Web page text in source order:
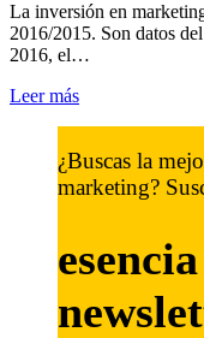
La inversión en
2016/2015. Son datos
2016, el…
Leer más
¿Buscas la
marketing?